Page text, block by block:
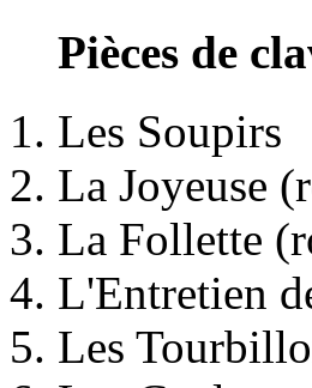
Pièces de
Les Soupirs
La Joyeuse
La Follette
L'Entretien
Les